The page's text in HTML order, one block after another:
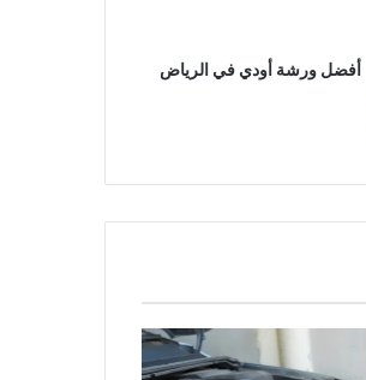
أفضل ورشة أودي في الرياض